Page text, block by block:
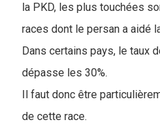
la PKD, les plus touchées
races dont le persan a aidé
Dans certains pays, le taux
dépasse les 30%.
Il faut donc être
de cette race.